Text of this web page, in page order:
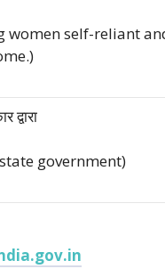
women self-reliant
द्वारा
government)